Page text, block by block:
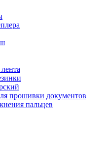
прошивки документов
пальцев